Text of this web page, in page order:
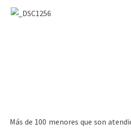
Más de 100 menores que son